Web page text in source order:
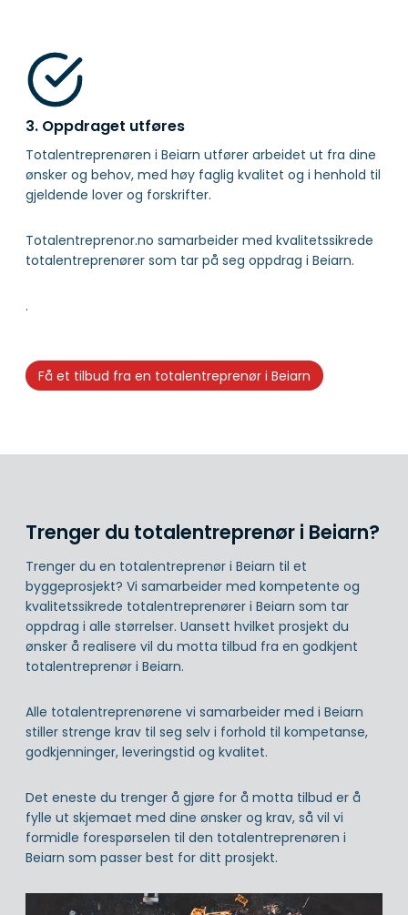
3. Oppdraget utføres
Totalentreprenøren i Beiarn utfører arbeidet ut fra dine
ønsker og behov, med høy faglig kvalitet og i henhold til
gjeldende lover og forskrifter.
Totalentreprenor.no samarbeider med kvalitetssikrede
totalentreprenører som tar på seg oppdrag i Beiarn.
.
Få et tilbud fra en totalentreprenør i Beiarn
Trenger du totalentreprenør i Beiarn?
Trenger du en totalentreprenør i Beiarn til et
byggeprosjekt? Vi samarbeider med kompetente og
kvalitetssikrede totalentreprenører i Beiarn som tar
oppdrag i alle størrelser. Uansett hvilket prosjekt du
ønsker å realisere vil du motta tilbud fra en godkjent
totalentreprenør i Beiarn.
Alle totalentreprenørene vi samarbeider med i Beiarn
stiller strenge krav til seg selv i forhold til kompetanse,
godkjenninger, leveringstid og kvalitet.
Det eneste du trenger å gjøre for å motta tilbud er å
fylle ut skjemaet med dine ønsker og krav, så vil vi
formidle forespørselen til den totalentreprenøren i
Beiarn som passer best for ditt prosjekt.